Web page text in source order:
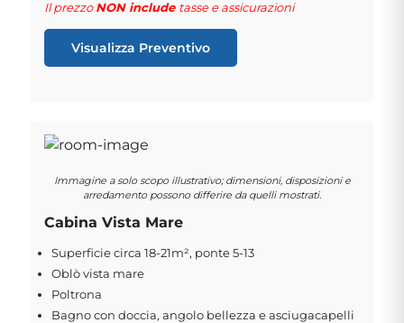
Il prezzoNON include tasse e assicurazioni
Visualizza Preventivo
Immagine a solo scopo illustrativo; dimensioni, disposizioni e
arredamento possono differire da quelli mostrati.
Cabina Vista Mare
Superficie circa 18-21m², ponte 5-13
Oblò vista mare
Poltrona
Bagno con doccia, angolo bellezza e asciugacapelli